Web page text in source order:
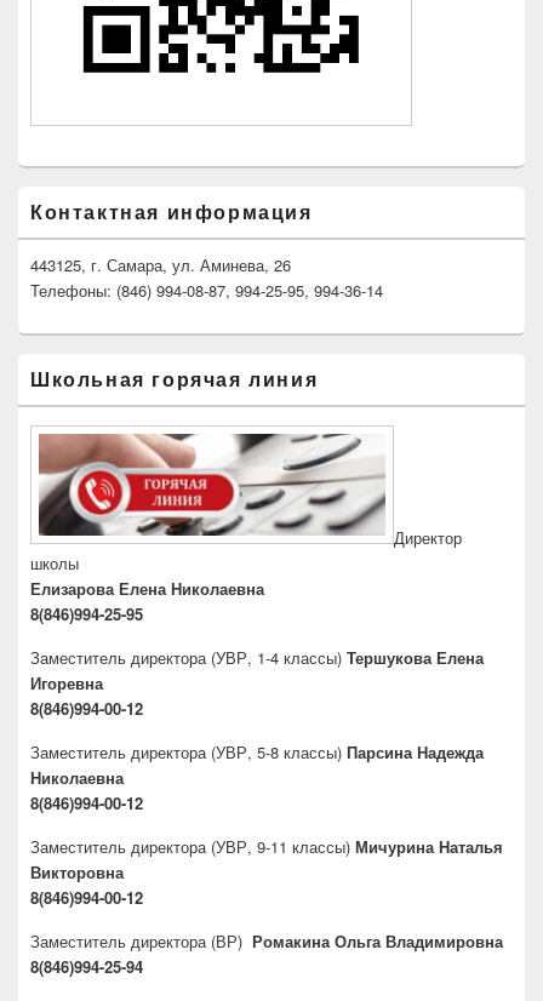
Контактная информация
443125, г. Самара, ул. Аминева, 26
Телефоны: (846) 994-08-87, 994-25-95, 994-36-14
Школьная горячая линия
Директор
школы
Елизарова Елена Николаевна
8(846)994-25-95
Заместитель директора (УВР, 1-4 классы) Тершукова Елена
Игоревна
8(846)994-00-12
Заместитель директора (УВР, 5-8 классы) Парсина Надежда
Николаевна
8(846)994-00-12
Заместитель директора (УВР, 9-11 классы) Мичурина Наталья
Викторовна
8(846)994-00-12
Заместитель директора (ВР) Ромакина Ольга Владимировна
8(846)994-25-94